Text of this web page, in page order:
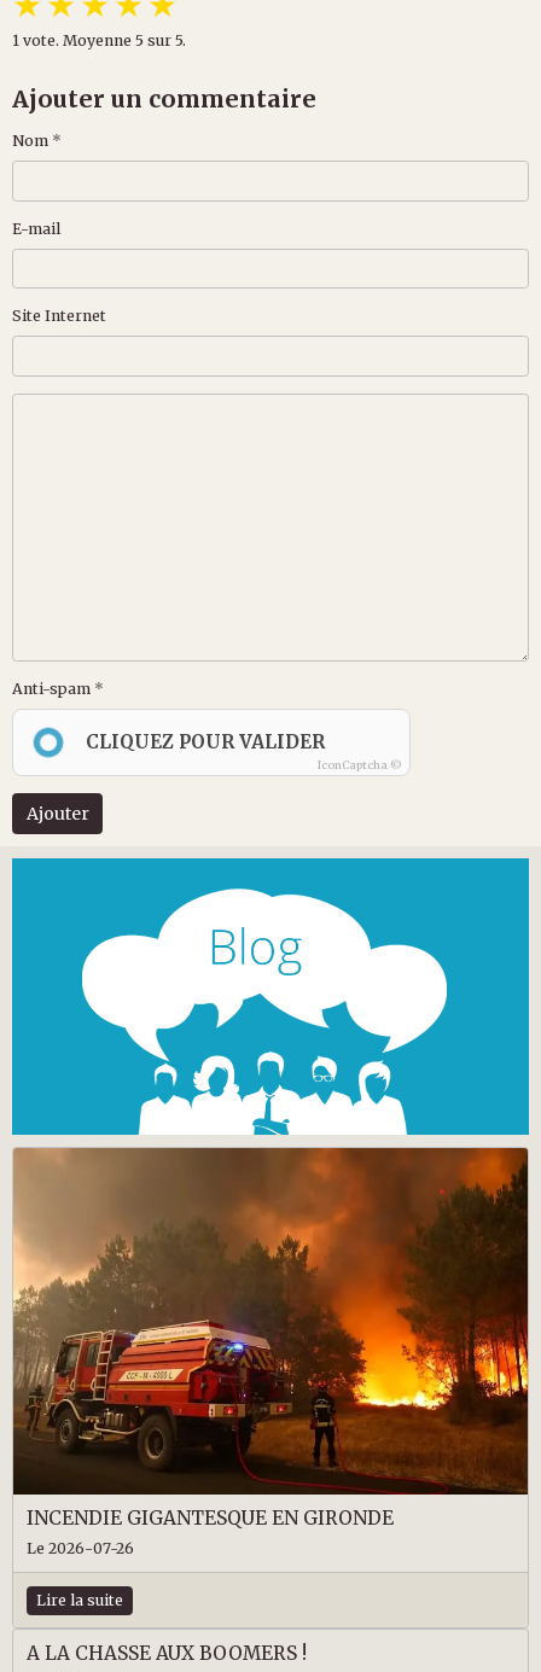
1 vote. Moyenne 5 sur 5.
Ajouter un commentaire
Nom
E-mail
Site Internet
Anti-spam
CLIQUEZ POUR VALIDER
IconCaptcha ©
Ajouter
INCENDIE GIGANTESQUE EN GIRONDE
Le 2026-07-26
Lire la suite
A LA CHASSE AUX BOOMERS !